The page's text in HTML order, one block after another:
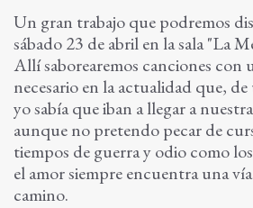
Un gran trabajo que podremos
sábado 23 de abril en la sala "La
Allí saborearemos canciones con
necesario en la actualidad que,
yo sabía que iban a llegar a
aunque no pretendo pecar de
tiempos de guerra y odio como
el amor siempre encuentra una
camino.